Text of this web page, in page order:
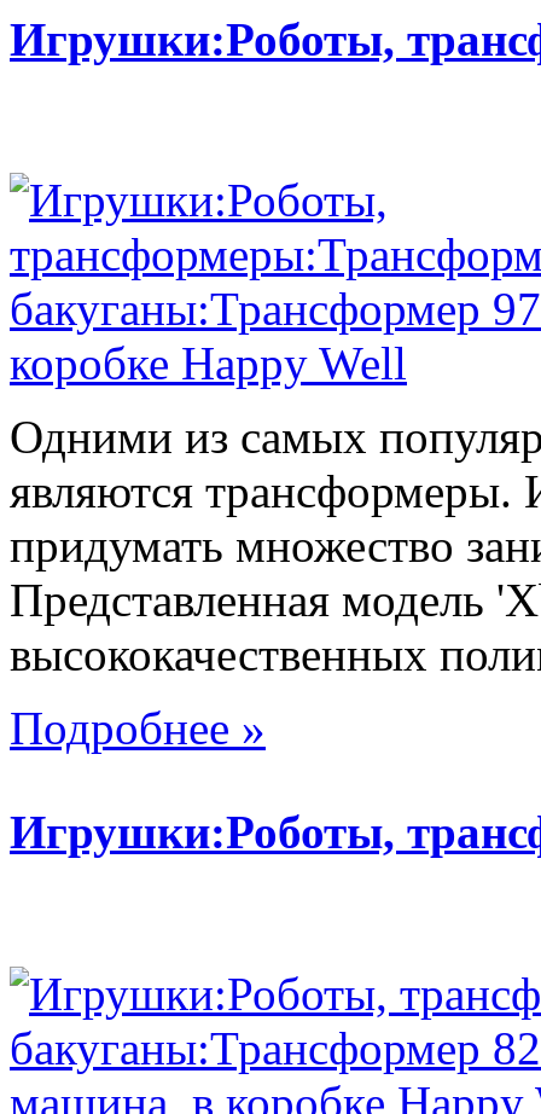
Игрушки:Роботы,
Одними из самых
являются
придумать множество
Представленная модель
высококачественных
Подробнее »
Игрушки:Роботы,